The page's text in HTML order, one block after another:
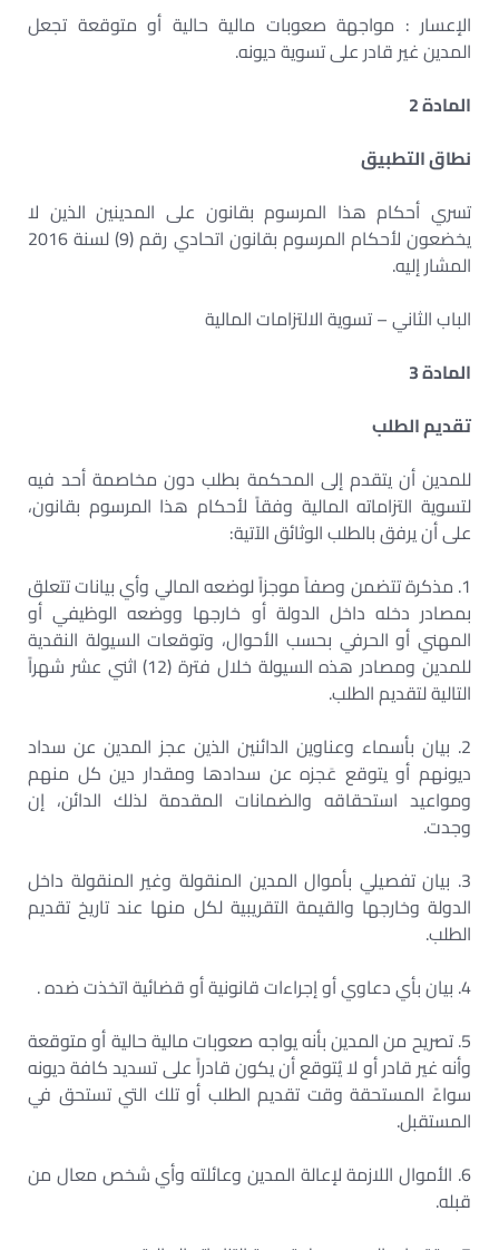
الإعسار : مواجهة صعوبات مالية حالية أو متوقعة تجعل
المدين غير قادر على تسوية ديونه.
المادة 2
نطاق التطبيق
تسري أحكام هذا المرسوم بقانون على المدينين الذين لا
يخضعون لأحكام المرسوم بقانون اتحادي رقم (9) لسنة 2016
المشار إليه.
الباب الثاني – تسوية الالتزامات المالية
المادة 3
تقديم الطلب
للمدين أن يتقدم إلى المحكمة بطلب دون مخاصمة أحد فيه
لتسوية التزاماته المالية وفقاً لأحكام هذا المرسوم بقانون،
على أن يرفق بالطلب الوثائق الآتية:
1. مذكرة تتضمن وصفاً موجزاً لوضعه المالي وأي بيانات تتعلق
بمصادر دخله داخل الدولة أو خارجها ووضعه الوظيفي أو
المهني أو الحرفي بحسب الأحوال، وتوقعات السيولة النقدية
للمدين ومصادر هذه السيولة خلال فترة (12) اثني عشر شهراً
التالية لتقديم الطلب.
2. بيان بأسماء وعناوين الدائنين الذين عجز المدين عن سداد
ديونهم أو يتوقع عَجزه عن سدادها ومقدار دين كل منهم
ومواعيد استحقاقه والضمانات المقدمة لذلك الدائن، إن
وجدت.
3. بيان تفصيلي بأموال المدين المنقولة وغير المنقولة داخل
الدولة وخارجها والقيمة التقريبية لكل منها عند تاريخ تقديم
الطلب.
4. بيان بأي دعاوي أو إجراءات قانونية أو قضائية اتخذت ضده .
5. تصريح من المدين بأنه يواجه صعوبات مالية حالية أو متوقعة
وأنه غير قادر أو لا يُتوقع أن يكون قادراً على تسديد كافة ديونه
سواءً المستحقة وقت تقديم الطلب أو تلك التي تستحق في
المستقبل.
6. الأموال اللازمة لإعالة المدين وعائلته وأي شخص معال من
قبله.